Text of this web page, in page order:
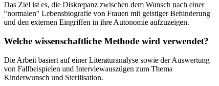
Das Ziel ist es, die Diskrepanz zwischen dem Wunsch nach einer
"normalen" Lebensbiografie von Frauen mit geistiger Behinderung
und den externen Eingriffen in ihre Autonomie aufzuzeigen.
Welche wissenschaftliche Methode wird verwendet?
Die Arbeit basiert auf einer Literaturanalyse sowie der Auswertung
von Fallbeispielen und Interviewauszügen zum Thema
Kinderwunsch und Sterilisation.